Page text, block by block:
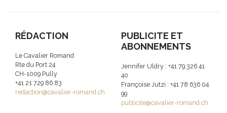
RÉDACTION
Le Cavalier Romand
Rte du Port 24
CH-1009 Pully
+41 21 729 86 83
redaction@cavalier-romand.ch
PUBLICITE ET
ABONNEMENTS
Jennifer Uldry : +41 79 326 41
40
Françoise Jutzi : +41 78 636 04
99
publicite@cavalier-romand.ch